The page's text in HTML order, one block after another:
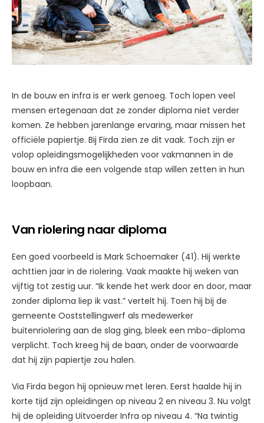
In de bouw en infra is er werk genoeg. Toch lopen veel
mensen ertegenaan dat ze zonder diploma niet verder
komen. Ze hebben jarenlange ervaring, maar missen het
officiële papiertje. Bij Firda zien ze dit vaak. Toch zijn er
volop opleidingsmogelijkheden voor vakmannen in de
bouw en infra die een volgende stap willen zetten in hun
loopbaan.
Van riolering naar diploma
Een goed voorbeeld is Mark Schoemaker (41). Hij werkte
achttien jaar in de riolering. Vaak maakte hij weken van
vijftig tot zestig uur. “Ik kende het werk door en door, maar
zonder diploma liep ik vast.” vertelt hij. Toen hij bij de
gemeente Ooststellingwerf als medewerker
buitenriolering aan de slag ging, bleek een mbo-diploma
verplicht. Toch kreeg hij de baan, onder de voorwaarde
dat hij zijn papiertje zou halen.
Via Firda begon hij opnieuw met leren. Eerst haalde hij in
korte tijd zijn opleidingen op niveau 2 en niveau 3. Nu volgt
hij de opleiding Uitvoerder Infra op niveau 4. “Na twintig